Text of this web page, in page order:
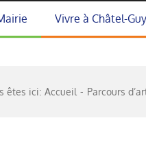
Vivre à Châtel-
êtes ici: Accueil Parcours